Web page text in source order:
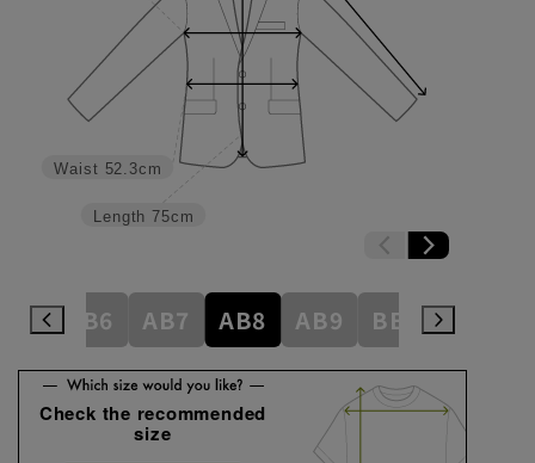
Length 75cm
Waist 52.3cm
AB6 AB7 AB8 AB9 BE3 BE4
Check the recommended
size